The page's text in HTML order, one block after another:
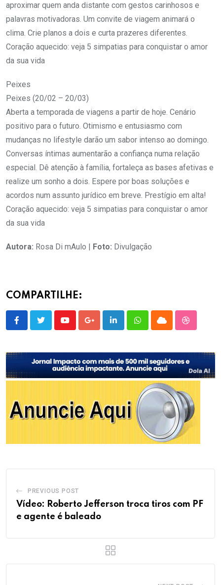
aproximar quem anda distante com gestos carinhosos e
palavras motivadoras. Um convite de viagem animará o
clima. Crie planos a dois e curta prazeres diferentes.
Coração aquecido: veja 5 simpatias para conquistar o amor
da sua vida
Peixes
Peixes (20/02 – 20/03)
Aberta a temporada de viagens a partir de hoje. Cenário
positivo para o futuro. Otimismo e entusiasmo com
mudanças no lifestyle darão um sabor intenso ao domingo.
Conversas íntimas aumentarão a confiança numa relação
especial. Dê atenção à família, fortaleça as bases afetivas e
realize um sonho a dois. Espere por boas soluções e
acordos num assunto jurídico em breve. Prestígio em alta!
Coração aquecido: veja 5 simpatias para conquistar o amor
da sua vida
Autora: Rosa Di mAulo | Foto: Divulgação
COMPARTILHE:
YoutubeGoogle+LinkedInWhatsappCloud
PREVIOUS POST
Vídeo: Roberto Jefferson troca tiros com PF
e agente é baleado